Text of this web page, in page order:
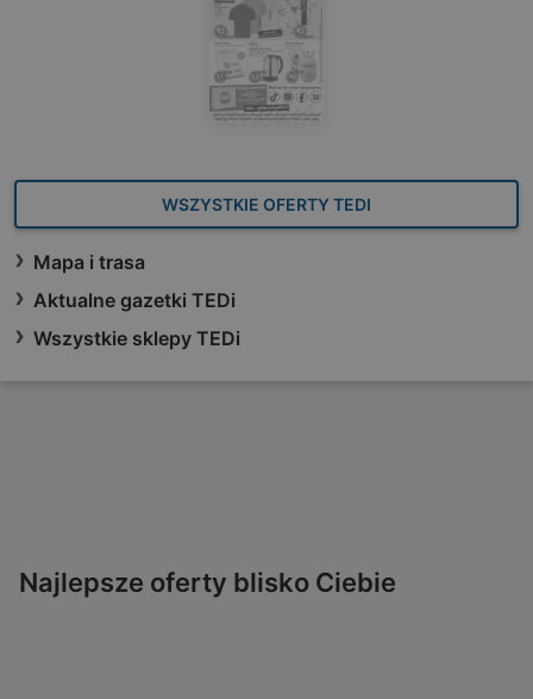
WSZYSTKIE OFERTY TEDI
Mapa i trasa
Aktualne gazetki TEDi
Wszystkie sklepy TEDi
Najlepsze oferty blisko Ciebie